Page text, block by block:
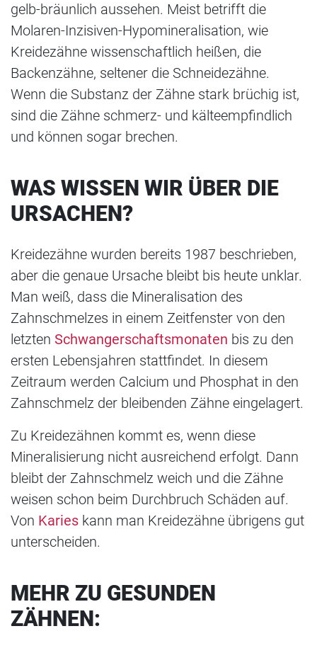
gelb-bräunlich aussehen. Meist betrifft die
Molaren-Inzisiven-Hypomineralisation, wie
Kreidezähne wissenschaftlich heißen, die
Backenzähne, seltener die Schneidezähne.
Wenn die Substanz der Zähne stark brüchig ist,
sind die Zähne schmerz- und kälteempfindlich
und können sogar brechen.
WAS WISSEN WIR ÜBER DIE
URSACHEN?
Kreidezähne wurden bereits 1987 beschrieben,
aber die genaue Ursache bleibt bis heute unklar.
Man weiß, dass die Mineralisation des
Zahnschmelzes in einem Zeitfenster von den
letzten Schwangerschaftsmonaten bis zu den
ersten Lebensjahren stattfindet. In diesem
Zeitraum werden Calcium und Phosphat in den
Zahnschmelz der bleibenden Zähne eingelagert.
Zu Kreidezähnen kommt es, wenn diese
Mineralisierung nicht ausreichend erfolgt. Dann
bleibt der Zahnschmelz weich und die Zähne
weisen schon beim Durchbruch Schäden auf.
Von Karies kann man Kreidezähne übrigens gut
unterscheiden.
MEHR ZU GESUNDEN
ZÄHNEN: